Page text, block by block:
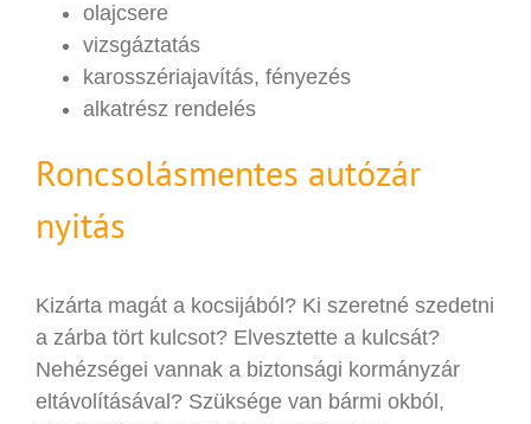
olajcsere
vizsgáztatás
karosszériajavítás, fényezés
alkatrész rendelés
Roncsolásmentes autózár
nyitás
Kizárta magát a kocsijából? Ki szeretné szedetni
a zárba tört kulcsot? Elvesztette a kulcsát?
Nehézségei vannak a biztonsági kormányzár
eltávolításával? Szüksége van bármi okból,